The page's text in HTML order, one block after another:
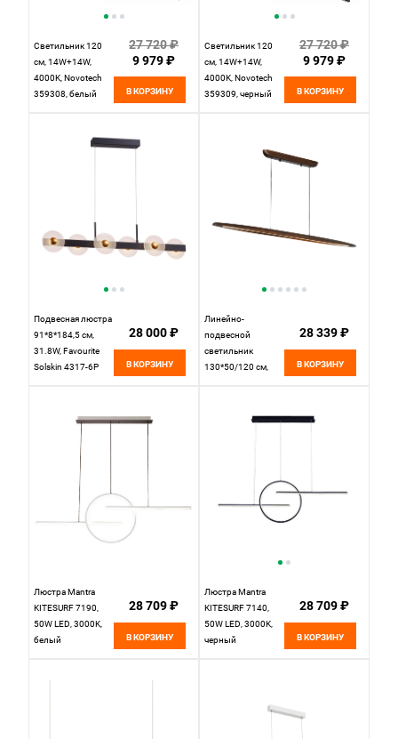
Светильник 120
см, 14W+14W,
4000K, Novotech
359308, белый
27 720 ₽
9 979 ₽
В КОРЗИНУ
Светильник 120
см, 14W+14W,
4000K, Novotech
359309, черный
27 720 ₽
9 979 ₽
В КОРЗИНУ
Подвесная люстра
91*8*184,5 см,
31.8W, Favourite
Solskin 4317-6P
прозрачный акрил
28 000 ₽
В КОРЗИНУ
Линейно-
подвесной
светильник
130*50/120 см,
7260 коричневый
28 339 ₽
В КОРЗИНУ
Люстра Mantra
KITESURF 7190,
50W LED, 3000K,
белый
28 709 ₽
В КОРЗИНУ
Люстра Mantra
KITESURF 7140,
50W LED, 3000K,
черный
28 709 ₽
В КОРЗИНУ